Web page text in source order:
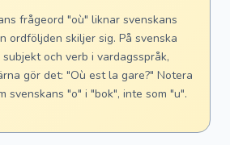
frågeord "où" liknar svenskans
ordföljden skiljer sig. På svenska
och verb i vardagsspråk,
gör det: "Où est la gare?" Notera
svenskans "o" i "bok", inte som "u".